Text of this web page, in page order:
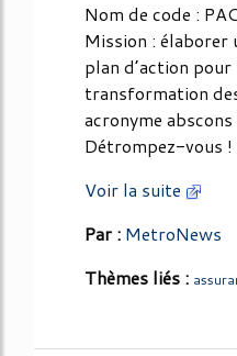
Nom de code :
Mission : élaborer
plan d’action
transformation
acronyme
Détrompez-vous !
Voir la suite
Par : MetroNews
Thèmes liés :